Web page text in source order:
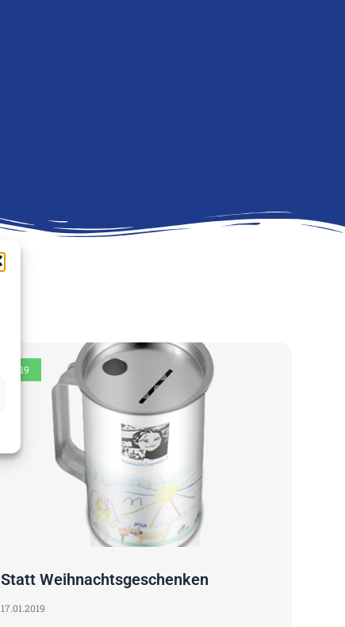
2019
Statt Weihnachtsgeschenken
17.01.2019